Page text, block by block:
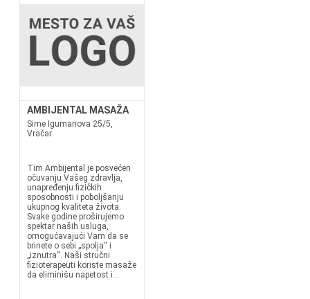
AMBIJENTAL MASAŽA
Sime Igumanova 25/5,
Vračar
Tim Ambijental je posvećen
očuvanju Vašeg zdravlja,
unapređenju fizičkih
sposobnosti i poboljšanju
ukupnog kvaliteta života.
Svake godine proširujemo
spektar naših usluga,
omogućavajući Vam da se
brinete o sebi „spolja“ i
„iznutra“. Naši stručni
fizioterapeuti koriste masaže
da eliminišu napetost i...